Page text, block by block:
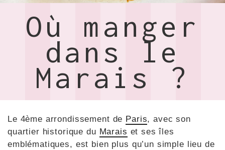
Où manger
dans le
Marais ?
Le 4ème arrondissement de Paris, avec son
quartier historique du Marais et ses îles
emblématiques, est bien plus qu’un simple lieu de